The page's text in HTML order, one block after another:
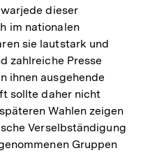
dieser
im nationalen
sie lautstark und
zahlreiche Presse
ihnen ausgehende
sollte daher nicht
Wahlen zeigen
Verselbständigung
Gruppen